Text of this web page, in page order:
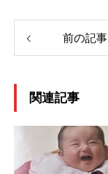
前の記事
関連記事